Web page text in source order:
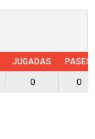
JUGADAS PASES
0 0